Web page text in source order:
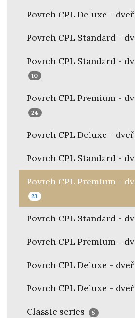
Povrch CPL Deluxe -
Povrch CPL Standard -
Povrch CPL Standard -
10
Povrch CPL Premium -
24
Povrch CPL Deluxe -
Povrch CPL Standard -
Povrch CPL Premium -
23
Povrch CPL Standard -
Povrch CPL Premium -
Povrch CPL Deluxe -
Povrch CPL Deluxe -
Classic series 5